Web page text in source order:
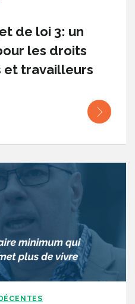
de loi 3: un
les droits
et travailleurs